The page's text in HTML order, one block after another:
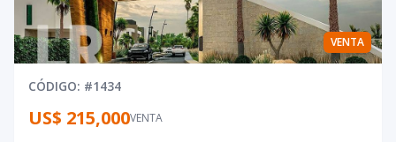
VENTA
CÓDIGO: #1434
VENTA
US$ 215,000